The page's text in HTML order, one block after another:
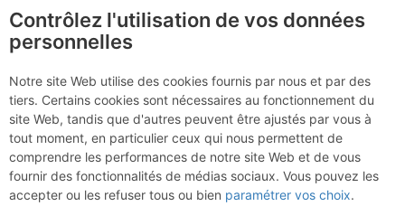
Depuis l'auberge
Activités
Date/heure
29 oct. 2012 12:41
Contributeur
Quayrat
Contrôlez l'utilisation de vos données
personnelles
Notre site Web utilise des cookies fournis par nous et par des
tiers. Certains cookies sont nécessaires au fonctionnement du
site Web, tandis que d'autres peuvent être ajustés par vous à
tout moment, en particulier ceux qui nous permettent de
comprendre les performances de notre site Web et de vous
fournir des fonctionnalités de médias sociaux. Vous pouvez les
accepter ou les refuser tous ou bien paramétrer vos choix.